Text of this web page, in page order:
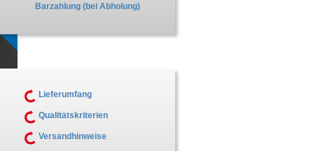
Barzahlung (bei Abholung)
Lieferumfang
Qualitätskriterien
Versandhinweise